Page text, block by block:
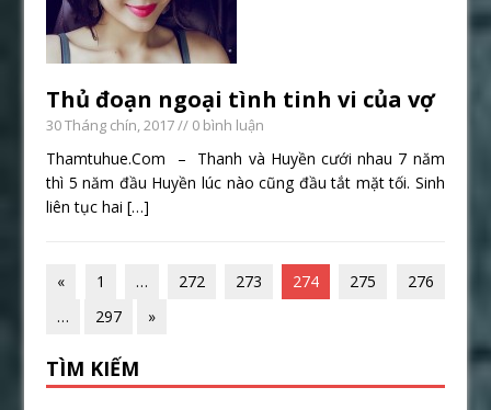
Thủ đoạn ngoại tình tinh vi của vợ
30 Tháng chín, 2017// 0 bình luận
Thamtuhue.Com – Thanh và Huyền cưới nhau 7 năm
thì 5 năm đầu Huyền lúc nào cũng đầu tắt mặt tối. Sinh
liên tục hai[…]
« 1 … 272 273 274 275
276
…
297 »
TÌM KIẾM